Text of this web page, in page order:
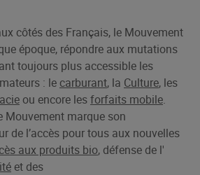
côtés des Français, le Mouvement
époque, répondre aux mutations
toujours plus accessible les
: le carburant, la Culture, les
ou encore lesforfaits mobile.
Mouvement marque son
de l’accès pour tous aux nouvelles
aux produits bio, défense de l'
et des